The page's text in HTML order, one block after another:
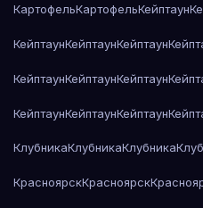
КартофельКартофельКейптаун
КейптаунКейптаунКейптаун
КейптаунКейптаунКейптаун
КейптаунКейптаунКейптаун
КлубникаКлубникаКлубника
КрасноярскКрасноярск